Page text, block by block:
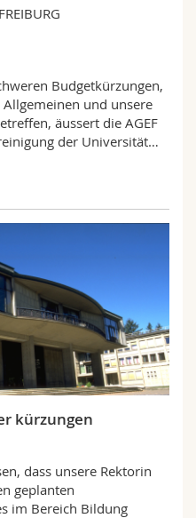
Budgetkürzungen,
und unsere
äussert die AGEF
der Universität…
kürzungen
dass unsere Rektorin
geplanten
im Bereich Bildung